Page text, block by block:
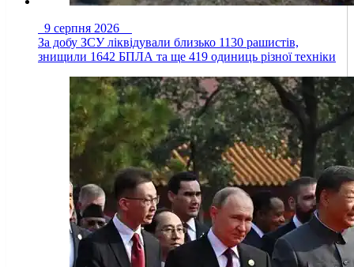
9 серпня 2026
За добу ЗСУ ліквідували близько 1130 рашистів,
знищили 1642 БПЛА та ще 419 одиниць різної техніки